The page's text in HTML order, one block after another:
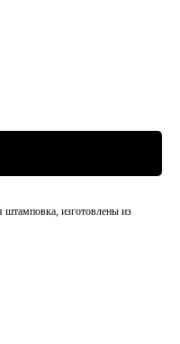
штамповка, изготовлены из